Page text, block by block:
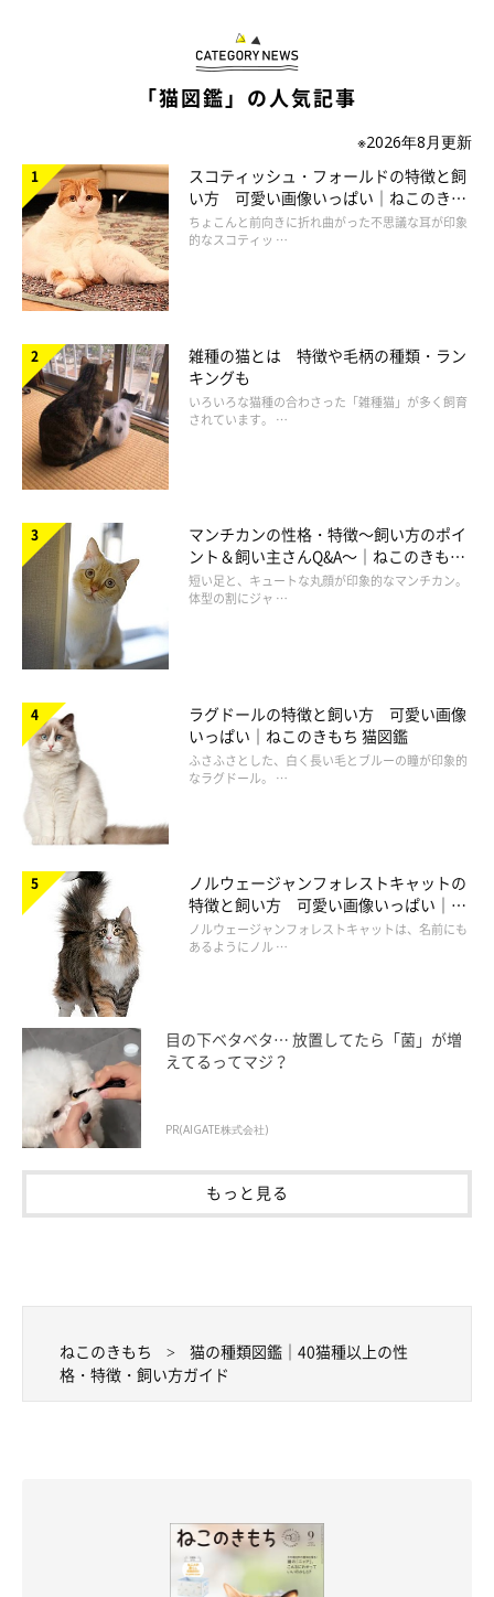
「猫図鑑」の人気記事
※2026年8月更新
スコティッシュ・フォールドの特徴と飼
い方 可愛い画像いっぱい｜ねこのきも
ち 猫図鑑
ちょこんと前向きに折れ曲がった不思議な耳が印象
的なスコティッ …
雑種の猫とは 特徴や毛柄の種類・ラン
キングも
いろいろな猫種の合わさった「雑種猫」が多く飼育
されています。 …
マンチカンの性格・特徴～飼い方のポイ
ント＆飼い主さんQ&A～｜ねこのきもち
猫図鑑
短い足と、キュートな丸顔が印象的なマンチカン。
体型の割にジャ …
ラグドールの特徴と飼い方 可愛い画像
いっぱい｜ねこのきもち 猫図鑑
ふさふさとした、白く長い毛とブルーの瞳が印象的
なラグドール。 …
ノルウェージャンフォレストキャットの
特徴と飼い方 可愛い画像いっぱい｜ね
このきもち 猫図鑑
ノルウェージャンフォレストキャットは、名前にも
あるようにノル …
目の下ベタベタ… 放置してたら「菌」が増
えてるってマジ？
PR(AIGATE株式会社)
もっと見る
ねこのきもち
猫の種類図鑑｜40猫種以上の性
格・特徴・飼い方ガイド